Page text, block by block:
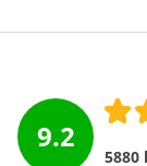
9.2
5880